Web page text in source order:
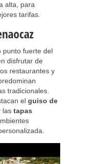
alta, para
tarifas.
punto fuerte del
disfrutar de
restaurantes y
tradicionales.
el guiso de
las tapas